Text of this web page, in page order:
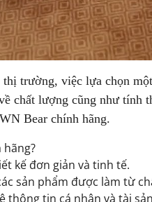
trường, việc lựa chọn
chất lượng cũng như tính
Bear chính hãng.
hãng?
kế đơn giản và tinh tế.
sản phẩm được làm từ
thông tin cá nhân và tài